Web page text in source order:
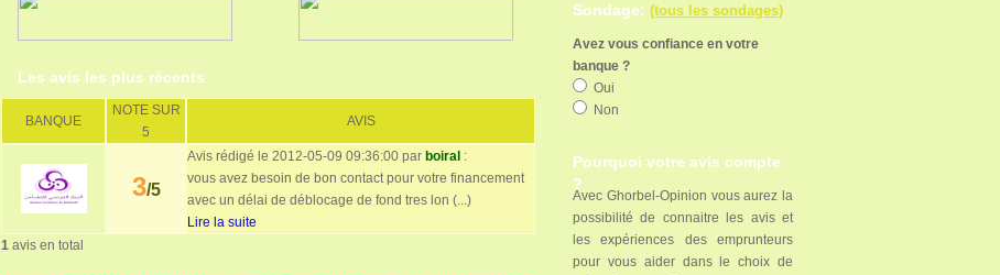
Les avis les plus récents
BANQUE
NOTE SUR
5
AVIS
3/5
Avis rédigé le 2012-05-09 09:36:00 par boiral :
vous avez besoin de bon contact pour votre financement
avec un délai de déblocage de fond tres lon (...)
Lire la suite
1 avis en total
Sondage: (tous les sondages)
Avez vous confiance en votre
banque ?
Oui
Non
Pourquoi votre avis compte
?
Avec Ghorbel-Opinion vous aurez la
possibilité de connaitre les avis et
les expériences des emprunteurs
pour vous aider dans le choix de